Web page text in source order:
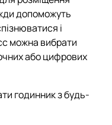
допоможуть
і
можна вибрати
або цифрових
годинник з будь-